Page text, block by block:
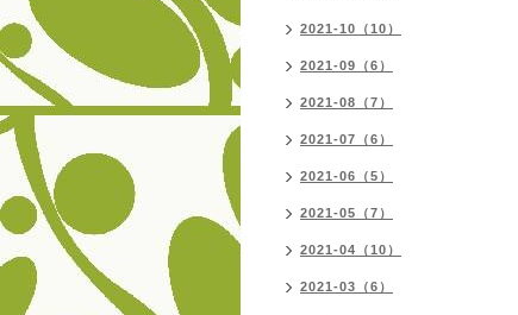
2021-10（10）
2021-09（6）
2021-08（7）
2021-07（6）
2021-06（5）
2021-05（7）
2021-04（10）
2021-03（6）